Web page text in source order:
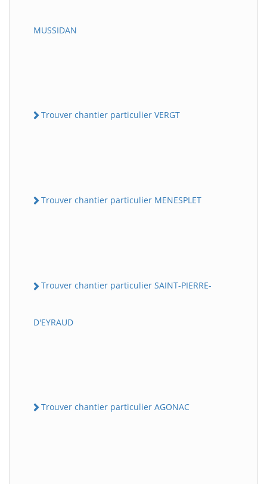
MUSSIDAN
Trouver chantier particulier VERGT
Trouver chantier particulier MENESPLET
Trouver chantier particulier SAINT-PIERRE-
D'EYRAUD
Trouver chantier particulier AGONAC